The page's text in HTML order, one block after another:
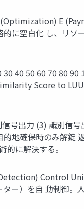
E
に空白化 し、リソ
40 50 60 70 80 90
Score to
号出力 (3) 識別信号
地確保時のみ解錠
に解決する。
Control
ー）を自 動制御。